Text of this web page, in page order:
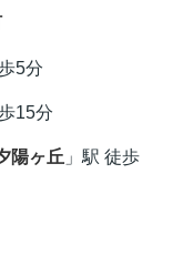
5分
15分
陽ヶ丘 」駅 徒歩